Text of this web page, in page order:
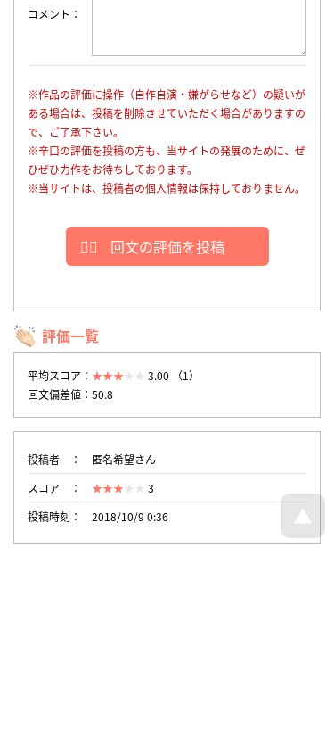
コメント
※作品の評価に操作（自作自演・嫌がらせなど）の疑いが
ある場合は、投稿を削除させていただく場合がありますの
で、ご了承下さい。
※辛口の評価を投稿の方も、当サイトの発展のために、ぜ
ひぜひ力作をお待ちしております。
※当サイトは、投稿者の個人情報は保持しておりません。
回文の評価を投稿
評価一覧
平均スコア：
3.00 （1）
回文偏差値：50.8
投稿者
匿名希望さん
スコア
3
投稿時刻
2018/10/9 0:36